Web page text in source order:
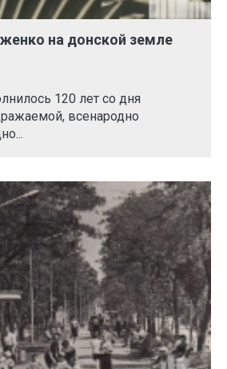
на донской земле
120 лет со дня
всенародно